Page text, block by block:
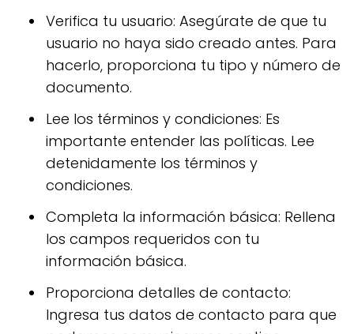
Verifica tu usuario: Asegúrate de que tu
usuario no haya sido creado antes. Para
hacerlo, proporciona tu tipo y número de
documento.
Lee los términos y condiciones: Es
importante entender las políticas. Lee
detenidamente los términos y
condiciones.
Completa la información básica: Rellena
los campos requeridos con tu
información básica.
Proporciona detalles de contacto:
Ingresa tus datos de contacto para que